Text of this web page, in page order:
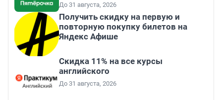
До 31 августа, 2026
Получить скидку на первую и
повторную покупку билетов на
Яндекс Афише
Скидка 11% на все курсы
английского
До 31 августа, 2026